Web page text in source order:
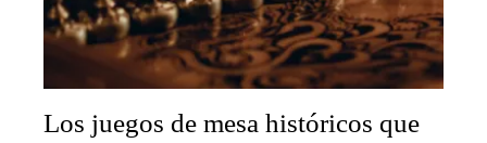
Los juegos de mesa históricos que